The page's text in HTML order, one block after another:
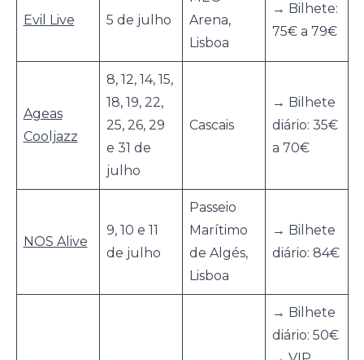
Evil Live 5 de julho
Arena,
Lisboa
→ Bilhete:
75€ a 79€
Ageas
Cooljazz
8, 12, 14, 15,
18, 19, 22,
25, 26, 29
e 31 de
julho
Cascais
→ Bilhete
diário: 35€
a 70€
NOS Alive
9, 10 e 11
de julho
Passeio
Marítimo
de Algés,
Lisboa
→ Bilhete
diário: 84€
→ Bilhete
diário: 50€